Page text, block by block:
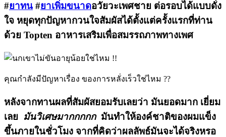
#ยาทน #ยาเพิ่มขนาดอวัยวะเพศชาย ต่อรอบได้แบบดั่ง
ใจ หยุดทุกปัญหากวนใจสัมผัสได้ตั้งแต่ครั้งแรกที่ท่าน
ด้วย Topten อาหารเสริมเพื่อสมรรถภาพทางเพศ
คุณกำลังมีปัญหาเรื่อง ของการหลั่งเร็วใช่ไหม ??
หลังจากทานผลที่สัมผัสยอมรับเลยว่า มันยอดมาก เยี่ยม
เลย มันวิเศษมากกกกก มันทำให้องค์ชาติของผมแข็ง
ขึ้นภายในชั่วโมง จากที่คิดว่าผลลัพธ์มันจะได้จริงหรอ